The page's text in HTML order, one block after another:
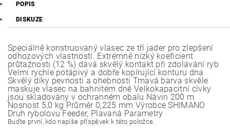
POPIS
DISKUZE
Speciálně konstruovaný vlasec ze tří jader pro zlepšení
odhozových vlastností. Extrémně nízký koeficient
průtažnosti (12 %) dává skvělý kontakt při zdolávání ryb
Velmi rychle potápivý a dobře kopírující konturu dna
Skvělý díky pevnosti a ohebnosti Tmavá barva skvěle
maskuje vlasec na bahnitém dně Velkokapacitní cívky
jsou skladovány v ochranném obalu Návin 200 m
Nosnost 5,0 kg Průměr 0,225 mm Výrobce SHIMANO
Druh rybolovu Feeder, Plavaná Parametry
Buďte první, kdo napíše příspěvek k této položce.